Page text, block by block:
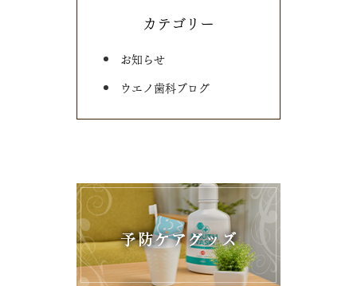
カテゴリー
お知らせ
ウエノ歯科ブログ